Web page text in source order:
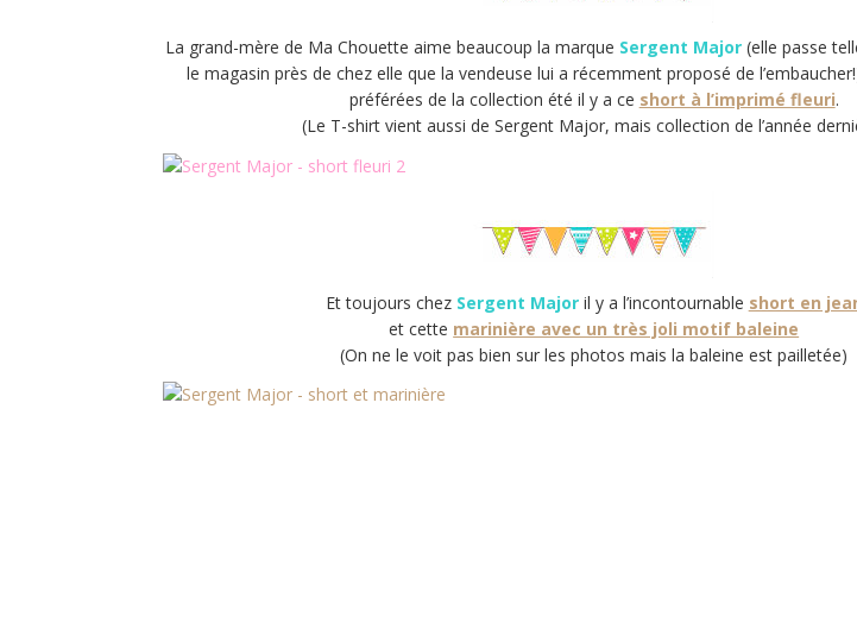
La grand-mère de Ma Chouette aime beaucoup la marque Sergent Major(elle passe
le magasin près de chez elle que la vendeuse lui a récemment proposé de
préférées de la collection été il y a ce short à l’imprimé fleuri.
(Le T-shirt vient aussi de Sergent Major, mais collection de l’année
Et toujours chez Sergent Majoril y a l’incontournable short en
et cette marinière avec un très joli motif baleine
(On ne le voit pas bien sur les photos mais la baleine est pailletée)